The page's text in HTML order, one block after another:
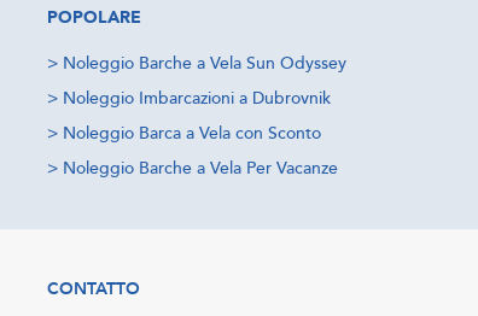
POPOLARE
> Noleggio Barche a Vela Sun Odyssey
> Noleggio Imbarcazioni a Dubrovnik
> Noleggio Barca a Vela con Sconto
> Noleggio Barche a Vela Per Vacanze
CONTATTO